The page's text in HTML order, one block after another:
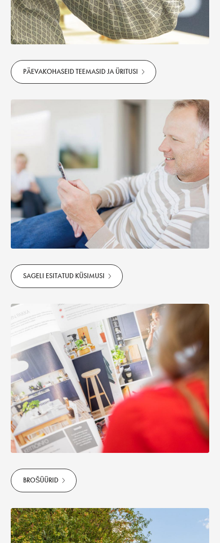
PÄEVAKOHASEID TEEMASID JA ÜRITUSI
SAGELI ESITATUD KÜSIMUSI
BROŠÜÜRID